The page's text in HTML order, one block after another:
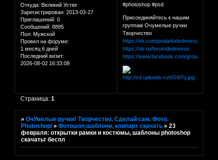
Откуда: Великий Устюг
Зарегистрирован: 2013-03-27
Приглашений: 0
Сообщений: 8895
Пол: Мужской
Провел на форуме:
1 месяц 6 дней
Последний визит:
2026-08-02 16:33:08
#photoshop #psd
Присоединяйтесь к нашим
группам Очумелые ручки
Творчество
https://vk.com/podarkidedmoroza
https://ok.ru/forumdedmoroz
https://www.facebook.com/groups/
Страница:1
»ОчУмелые ручки! Творчество. Сделай сам. Фото.
Photoshop/ »Фотошоп шаблони, клипарт скачать »23
февраля: открытки рамки и костюмы, шаблоны photoshop
скачатьт беспл